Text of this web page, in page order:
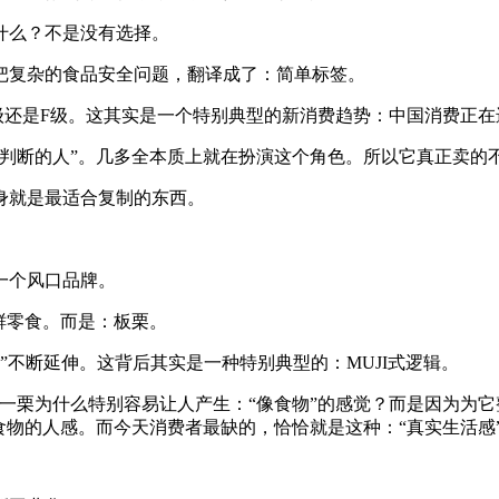
？不是没有选择。
杂的食品安全问题，翻译成了：简单标签。
是F级。这其实是一个特别典型的新消费趋势：中国消费正
断的人”。几多全本质上就在扮演这个角色。所以它真正卖的
是最适合复制的东西。
风口品牌。
食。而是：板栗。
断延伸。这背后其实是一种特别典型的：MUJI式逻辑。
栗为什么特别容易让人产生：“像食物”的感觉？而是因为为
的人感。而今天消费者最缺的，恰恰就是这种：“真实生活感